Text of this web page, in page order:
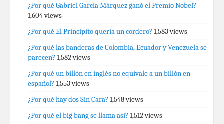
¿Por qué Gabriel García Márquez ganó el Premio Nobel?
1,604 views
¿Por qué El Principito quería un cordero? 1,583 views
¿Por qué las banderas de Colombia, Ecuador y Venezuela se
parecen? 1,582 views
¿Por qué un billón en inglés no equivale a un billón en
español? 1,553 views
¿Por qué hay dos Sin Cara? 1,548 views
¿Por qué el big bang se llama así? 1,512 views